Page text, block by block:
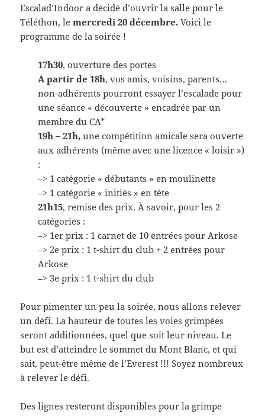
Escalad’Indoor a décidé d’ouvrir la salle pour le
Téléthon, lemercredi 20 décembre.Voici le
programme de la soirée !
17h30, ouverture des portes
A partir de 18h, vos amis, voisins, parents…
non-adhérents pourront essayer l’escalade pour
une séance « découverte » encadrée par un
membre du CA*
19h – 21h,une compétition amicale sera ouverte
aux adhérents (même avec une licence « loisir »)
:
–> 1 catégorie « débutants » en moulinette
–> 1 catégorie « initiés » en tête
21h15, remise des prix. À savoir, pour les 2
catégories :
–> 1er prix : 1 carnet de 10 entrées pour Arkose
–> 2e prix : 1 t-shirt du club + 2 entrées pour
Arkose
–> 3e prix : 1 t-shirt du club
Pour pimenter un peu la soirée, nous allons relever
un défi. La hauteur de toutes les voies grimpées
seront additionnées, quel que soit leur niveau. Le
but est d’atteindre le sommet du Mont Blanc, et qui
sait, peut-être même de l’Everest !!! Soyez nombreux
à relever le défi.
Des lignes resteront disponibles pour la grimpe